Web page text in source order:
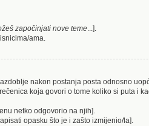
započinjati nove teme ...].
ama.
nakon postanja posta odnosno
koja govori o tome koliko si puta i
netko odgovorio na njih].
opasku što je i zašto izmijenio/la].